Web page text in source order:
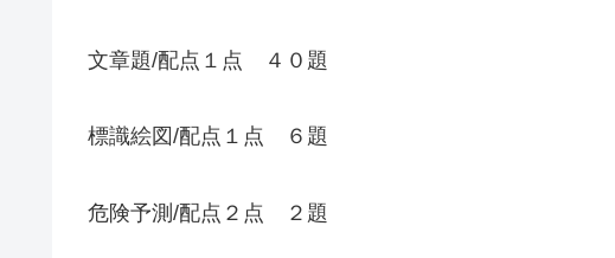
文章題/配点１点 ４０題
標識絵図/配点１点 ６題
危険予測/配点２点 ２題